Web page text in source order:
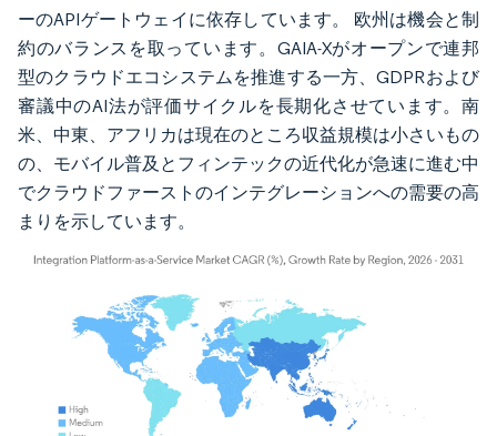
ーのAPIゲートウェイに依存しています。 欧州は機会と制
約のバランスを取っています。GAIA-Xがオープンで連邦
型のクラウドエコシステムを推進する一方、GDPRおよび
審議中のAI法が評価サイクルを長期化させています。南
米、中東、アフリカは現在のところ収益規模は小さいもの
の、モバイル普及とフィンテックの近代化が急速に進む中
でクラウドファーストのインテグレーションへの需要の高
まりを示しています。